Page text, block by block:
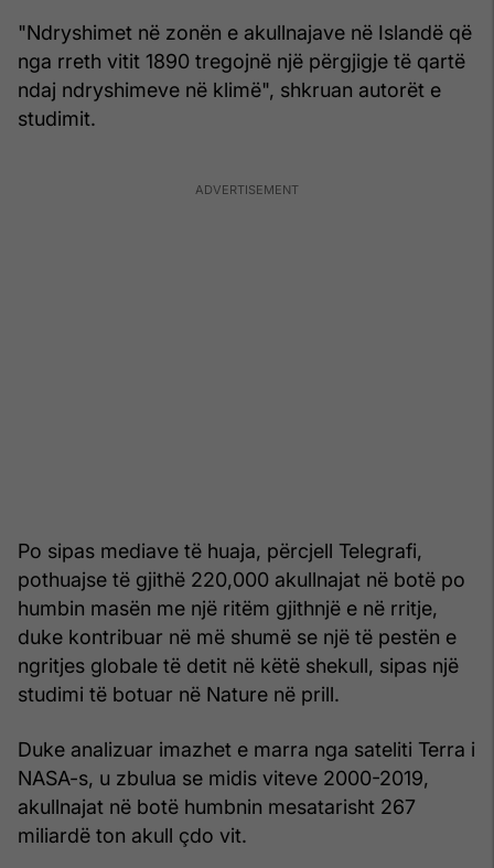
"Ndryshimet në zonën e akullnajave në Islandë që
nga rreth vitit 1890 tregojnë një përgjigje të qartë
ndaj ndryshimeve në klimë", shkruan autorët e
studimit.
Po sipas mediave të huaja, përcjell Telegrafi,
pothuajse të gjithë 220,000 akullnajat në botë po
humbin masën me një ritëm gjithnjë e në rritje,
duke kontribuar në më shumë se një të pestën e
ngritjes globale të detit në këtë shekull, sipas një
studimi të botuar në Nature në prill.
Duke analizuar imazhet e marra nga sateliti Terra i
NASA-s, u zbulua se midis viteve 2000-2019,
akullnajat në botë humbnin mesatarisht 267
miliardë ton akull çdo vit.